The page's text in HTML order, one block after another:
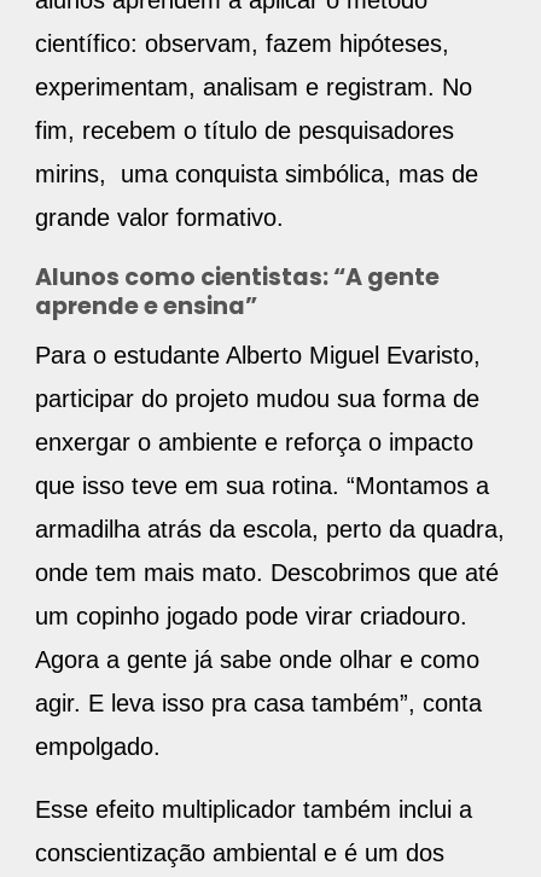
científico: observam, fazem hipóteses,
experimentam, analisam e registram. No
fim, recebem o título de pesquisadores
mirins, uma conquista simbólica, mas de
grande valor formativo.
Alunos como cientistas: “A gente
aprende e ensina”
Para o estudante Alberto Miguel Evaristo,
participar do projeto mudou sua forma de
enxergar o ambiente e reforça o impacto
que isso teve em sua rotina. “Montamos a
armadilha atrás da escola, perto da quadra,
onde tem mais mato. Descobrimos que até
um copinho jogado pode virar criadouro.
Agora a gente já sabe onde olhar e como
agir. E leva isso pra casa também”, conta
empolgado.
Esse efeito multiplicador também inclui a
conscientização ambiental e é um dos